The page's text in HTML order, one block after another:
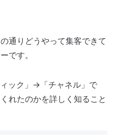
通りどうやって集客できて
です。
ック」→「チャネル」で
れたのかを詳しく知ること